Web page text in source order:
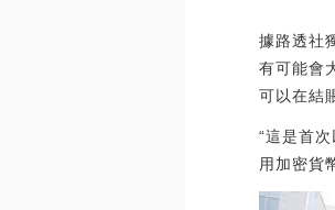
據路透社
有可能會
可以在結
“這是首
用加密貨